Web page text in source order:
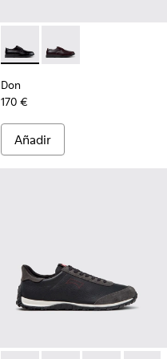
negras de
- Zapatillas azules de
010
- K101109-007 -
Don - K101140-001 -
Don - K101140-003
Don
170 €
Añadir